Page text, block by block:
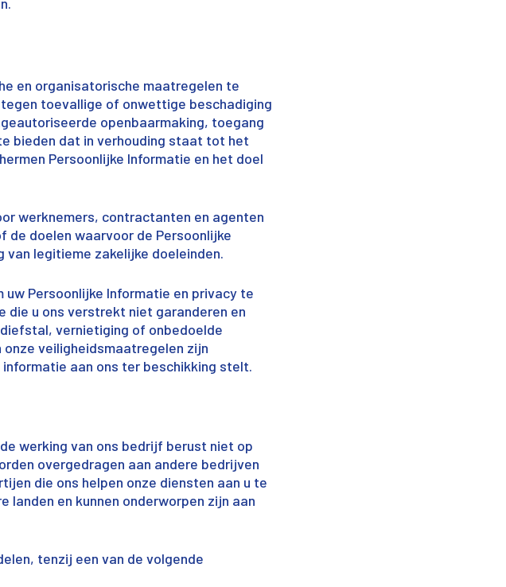
en organisatorische maatregelen te
toevallige of onwettige beschadiging
openbaarmaking, toegang
bieden dat in verhouding staat tot het
Persoonlijke Informatie en het doel
werknemers, contractanten en agenten
de doelen waarvoor de Persoonlijke
legitieme zakelijke doeleinden.
Persoonlijke Informatie en privacy te
die u ons verstrekt niet garanderen en
vernietiging of onbedoelde
veiligheidsmaatregelen zijn
aan ons ter beschikking stelt.
werking van ons bedrijf berust niet op
overgedragen aan andere bedrijven
die ons helpen onze diensten aan u te
landen en kunnen onderworpen zijn aan
tenzij een van de volgende